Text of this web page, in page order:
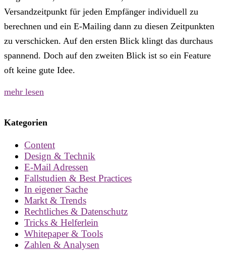
Versandzeitpunkt für jeden Empfänger individuell zu
berechnen und ein E-Mailing dann zu diesen Zeitpunkten
zu verschicken. Auf den ersten Blick klingt das durchaus
spannend. Doch auf den zweiten Blick ist so ein Feature
oft keine gute Idee.
mehr lesen
Kategorien
Content
Design & Technik
E-Mail Adressen
Fallstudien & Best Practices
In eigener Sache
Markt & Trends
Rechtliches & Datenschutz
Tricks & Helferlein
Whitepaper & Tools
Zahlen & Analysen